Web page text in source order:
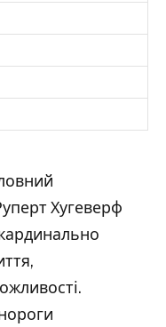
Хугеверф
кардинально